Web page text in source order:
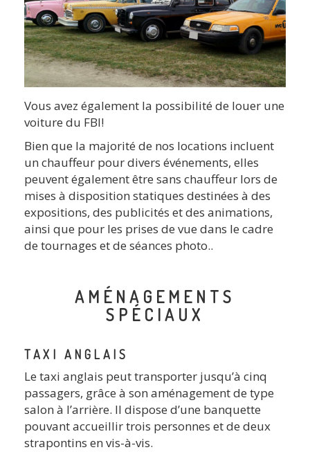
Vous avez également la possibilité de louer une
voiture du FBI!
Bien que la majorité de nos locations incluent
un chauffeur pour divers événements, elles
peuvent également être sans chauffeur lors de
mises à disposition statiques destinées à des
expositions, des publicités et des animations,
ainsi que pour les prises de vue dans le cadre
de tournages et de séances photo..
AMÉNAGEMENTS
SPÉCIAUX
TAXI ANGLAIS
Le taxi anglais peut transporter jusqu’à cinq
passagers, grâce à son aménagement de type
salon à l’arrière. Il dispose d’une banquette
pouvant accueillir trois personnes et de deux
strapontins en vis-à-vis.